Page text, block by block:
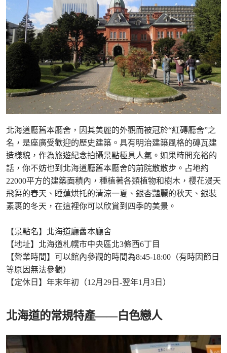
北海道廳舊本廳舍，因其美麗的外觀而被冠於“紅磚廳舍”之
名，是座廣受歡迎的歷史建築。具有明治建築風格的磚瓦建
造樣貌，作為旅遊紀念拍攝景點極具人氣。如果時間充裕的
話，你不妨也到北海道廳舊本廳舍的前院散散步。占地約
22000平方的建築面積內，種植著各類植物和樹木，櫻花漫天
飛舞的春天、睡蓮烘托的清涼一夏、銀杏豔麗的秋天、銀裝
素裹的冬天，在這裡你可以欣賞到四季的美景。
【景點名】北海道廳舊本廳舍
【地址】北海道札幌市中央區北3條西6丁目
【營業時間】可以館內參觀的時間為8:45-18:00（有時因節日
等原因無法參觀）
【定休日】年末年初（12月29日-翌年1月3日）
北海道的常規特產——白色戀人